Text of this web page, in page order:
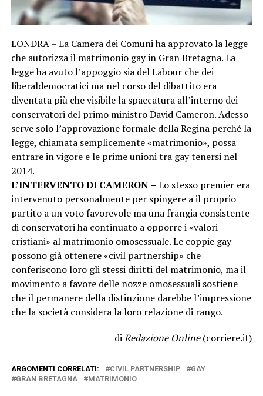
LONDRA – La Camera dei Comuni ha approvato la legge
che autorizza il matrimonio gay in Gran Bretagna. La
legge ha avuto l’appoggio sia del Labour che dei
liberaldemocratici ma nel corso del dibattito era
diventata più che visibile la spaccatura all’interno dei
conservatori del primo ministro David Cameron. Adesso
serve solo l’approvazione formale della Regina perché la
legge, chiamata semplicemente «matrimonio», possa
entrare in vigore e le prime unioni tra gay tenersi nel
2014.
L’INTERVENTO DI CAMERON – Lo stesso premier era
intervenuto personalmente per spingere a il proprio
partito a un voto favorevole ma una frangia consistente
di conservatori ha continuato a opporre i «valori
cristiani» al matrimonio omosessuale. Le coppie gay
possono già ottenere «civil partnership» che
conferiscono loro gli stessi diritti del matrimonio, ma il
movimento a favore delle nozze omosessuali sostiene
che il permanere della distinzione darebbe l’impressione
che la società considera la loro relazione di rango.
diRedazione Online(corriere.it)
ARGOMENTI CORRELATI: CIVIL PARTNERSHIP
GAY
GRAN BRETAGNA
MATRIMONIO